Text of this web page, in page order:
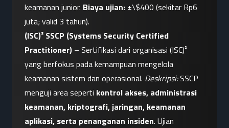
keamanan junior. Biaya ujian: ±\$400 (sekitar Rp6
juta; valid 3 tahun).
(ISC)² SSCP (Systems Security Certified
Practitioner) – Sertifikasi dari organisasi (ISC)²
yang berfokus pada kemampuan mengelola
keamanan sistem dan operasional. Deskripsi: SSCP
menguji area seperti kontrol akses, administrasi
keamanan, kriptografi, jaringan, keamanan
aplikasi, serta penanganan insiden. Ujian